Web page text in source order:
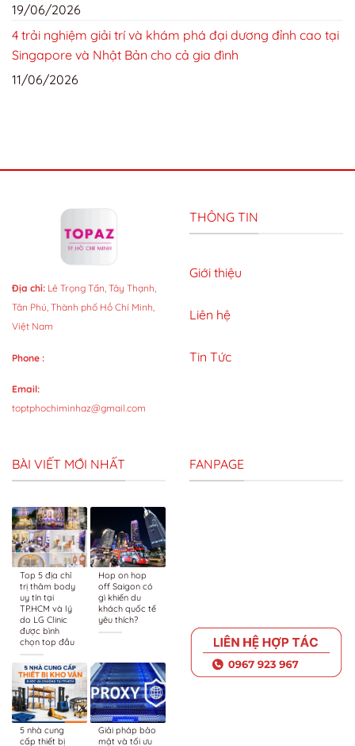
19/06/2026
4 trải nghiệm giải trí và khám phá đại dương đỉnh cao tại
Singapore và Nhật Bản cho cả gia đình
11/06/2026
Địa chỉ: Lê Trọng Tấn, Tây Thạnh,
Tân Phú, Thành phố Hồ Chí Minh,
Việt Nam
Phone :
Email:
toptphochiminhaz@gmail.com
THÔNG TIN
Giới thiệu
Liên hệ
Tin Tức
BÀI VIẾT MỚI NHẤT
Top 5 địa chỉ
trị thâm body
uy tín tại
TP.HCM và lý
do LG Clinic
được bình
chọn top đầu
Hop on hop
off Saigon có
gì khiến du
khách quốc tế
yêu thích?
5 nhà cung
cấp thiết bị
Giải pháp bảo
mật và tối ưu
FANPAGE